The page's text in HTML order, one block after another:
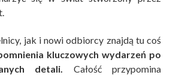
jak i nowi odbiorcy znajdą tu coś
kluczowych wydarzeń po
detali.
Całość przypomina